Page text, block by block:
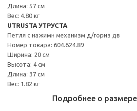
Длина: 57 см
Вес: 4.80 кг
UTRUSTA УТРУСТА
Петля с нажимн механизм д/гориз дв
Номер товара: 604.624.89
Ширина: 20 см
Высота: 4 см
Длина: 37 см
Вес: 1.82 кг
Подробнее о